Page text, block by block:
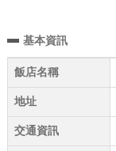
基本資訊
飯店名稱
地址
交通資訊